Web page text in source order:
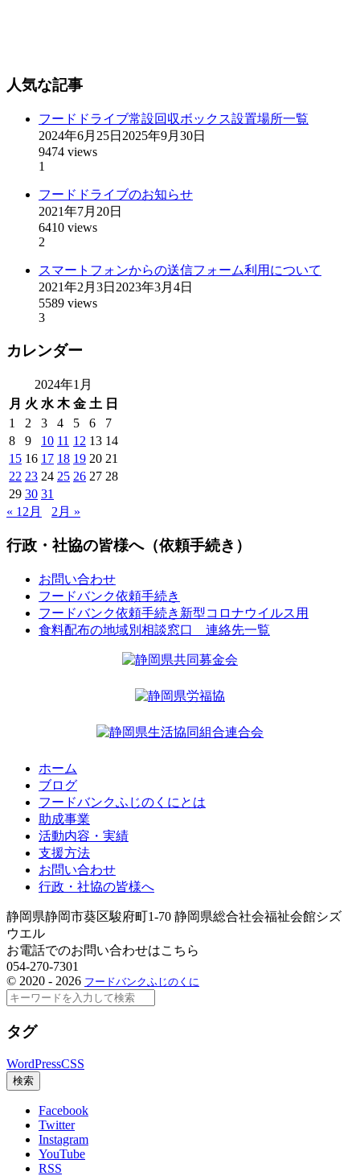
人気な記事
フードドライブ常設回収ボックス設置場所一覧
2024年6月25日 2025年9月30日
9474 views
1
フードドライブのお知らせ
2021年7月20日
6410 views
2
スマートフォンからの送信フォーム利用について
2021年2月3日 2023年3月4日
5589 views
3
カレンダー
2024年1月
月 火 水 木 金 土 日
1
2 3 4 5 6
7
8
9 10 11 12 13 14
15 16 17 18 19 20 21
22 23 24 25 26 27 28
29 30 31
« 12月
2月 »
行政・社協の皆様へ（依頼手続き）
お問い合わせ
フードバンク依頼手続き
フードバンク依頼手続き新型コロナウイルス用
食料配布の地域別相談窓口 連絡先一覧
ホーム
ブログ
フードバンクふじのくにとは
助成事業
活動内容・実績
支援方法
お問い合わせ
行政・社協の皆様へ
静岡県静岡市葵区駿府町1-70 静岡県総合社会福祉会館シズ
ウエル
お電話でのお問い合わせはこちら
054-270-7301
© 2020 - 2026 フードバンクふじのくに
検
タグ
WordPressCSS
検索
Facebook
Twitter
Instagram
YouTube
RSS